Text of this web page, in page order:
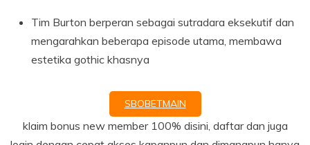
Tim Burton berperan sebagai sutradara eksekutif dan
mengarahkan beberapa episode utama, membawa
estetika gothic khasnya
SBOBETMAIN
klaim bonus new member 100% disini, daftar dan juga